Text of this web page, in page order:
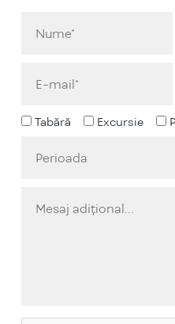
Tabără Excursie